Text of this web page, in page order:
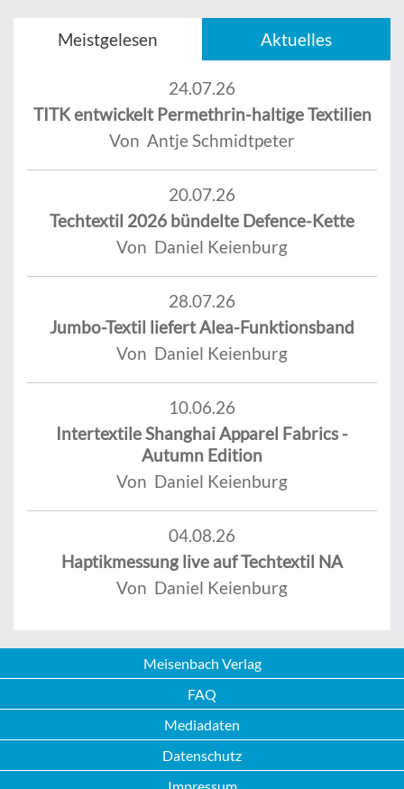
Meistgelesen Aktuelles
24.07.26
TITK entwickelt Permethrin-haltige Textilien
Von Antje Schmidtpeter
20.07.26
Techtextil 2026 bündelte Defence-Kette
Von Daniel Keienburg
28.07.26
Jumbo-Textil liefert Alea-Funktionsband
Von Daniel Keienburg
10.06.26
Intertextile Shanghai Apparel Fabrics -
Autumn Edition
Von Daniel Keienburg
04.08.26
Haptikmessung live auf Techtextil NA
Von Daniel Keienburg
Meisenbach Verlag
FAQ
Mediadaten
Datenschutz